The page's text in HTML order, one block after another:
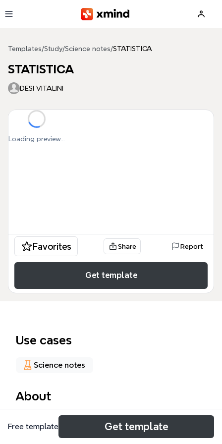
Templates/Study/Science notes/STATISTICA
STATISTICA
DESI VITALINI
Loading preview...
Favorites Share Report
Get template
Use cases
Science notes
About
Questa risorsa didattica sulla STATISTICA è
progettata per studenti, ricercatori e analisti di dati
Free template Get template